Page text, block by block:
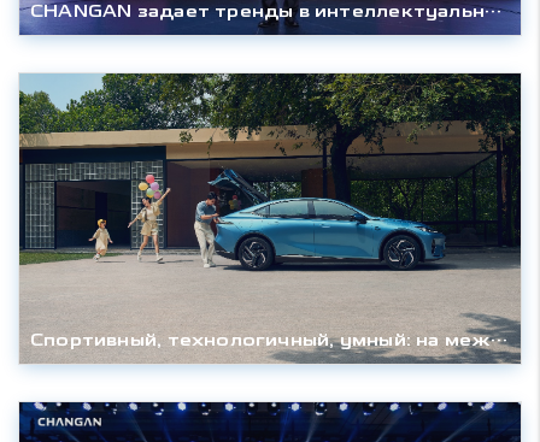
CHANGAN задает тренды в интеллектуальном вождении
Спортивный, технологичный, умный: на международном автосалоне в Ченду Changan представил новый Deepal L07